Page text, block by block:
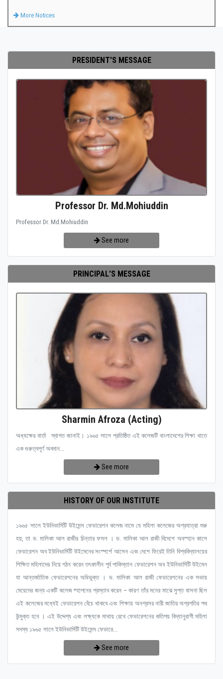
More Notices
PRESIDENT'S MESSAGE
Professor Dr. Md.Mohiuddin
Professor Dr. Md.Mohiuddin
See more
PRINCIPAL'S MESSAGE
Sharmin Afroza (Acting)
অধ্যক্ষের বার্তা স্বাগত জানাই। ১৯৬৫ সালে প্রতিষ্ঠিত এই কলেজটি বাংলাদেশের শিক্ষা খাতে
এক গুরুত্বপূর্ণ অবদান...
See more
HISTORY OF OUR INSTITUTE
১৯৬৫ সালে ইউনিভার্সিটি উইমেন্স ফেডারেশন কলেজ নামে যে মহিলা কলেজের অগ্রযাত্রা শুরু
হয়, তা ড. মালিকা আল রাজীর চিন্তার ফসল । ড. মালিকা আল রাজী বিদেশে অবস্হান কালে
ফেডারেশন অব ইউনিভার্সিটি উইমেনের সংস্পর্শে আসেন এবং দেশে ফিরেই তিনি বিশ্ববিদ্যালয়ের
শিক্ষিত মহিলাদের নিয়ে গঠন করেন তৎকালীন পূর্ব পাকিস্তান ফেডারেশন অব ইউনিভার্সিটি উইমেন
যা আন্তর্জাতিক ফেডারেশনের অধিভুক্ত । ড. মালিকা আল রাজী ফেডারেশনের এক সভায়
মেয়েদের জন্য একটি কলেজ ষ্হাপনের প্রস্তাব করেন – কারণ তাঁর মনের মাঝে সুপ্ত বাসনা ছিল
এই কলেজের মধ্যেই ফেডারেশন বেঁচে থাকবে এবং শিক্ষায় অনগ্রসর নারী জাতির অগ্রগতির পথ
উন্মুক্ত হবে । এই উদ্দেশ্য এবং লক্ষ্যকে মাথায় রেখে ফেডারেশনের কতিপয় বিদ্যানুরাগী মহিলা
সদস্য ১৯৬৫ সালে ইউনিভার্সিটি উইমেন্স ফেডারে...
See more